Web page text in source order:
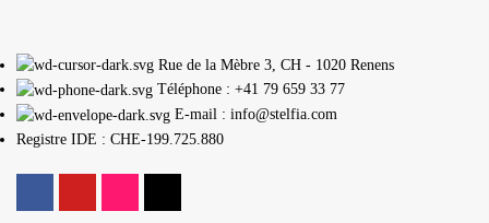
Rue de la Mèbre 3, CH - 1020 Renens
Téléphone : +41 79 659 33 77
E-mail : info@stelfia.com
Registre IDE : CHE-199.725.880